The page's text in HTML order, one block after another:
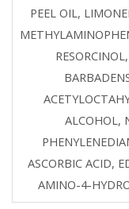
PEEL OIL,
ALCOHOL,
ASCORBIC ACID,
AMINO-4-